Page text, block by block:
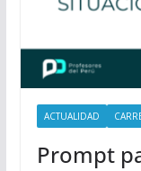
a
ACTUALIDAD
Prompt